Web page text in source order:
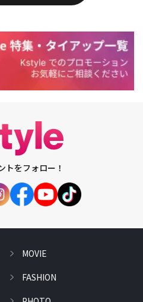
トをフォロー！
MOVIE
FASHION